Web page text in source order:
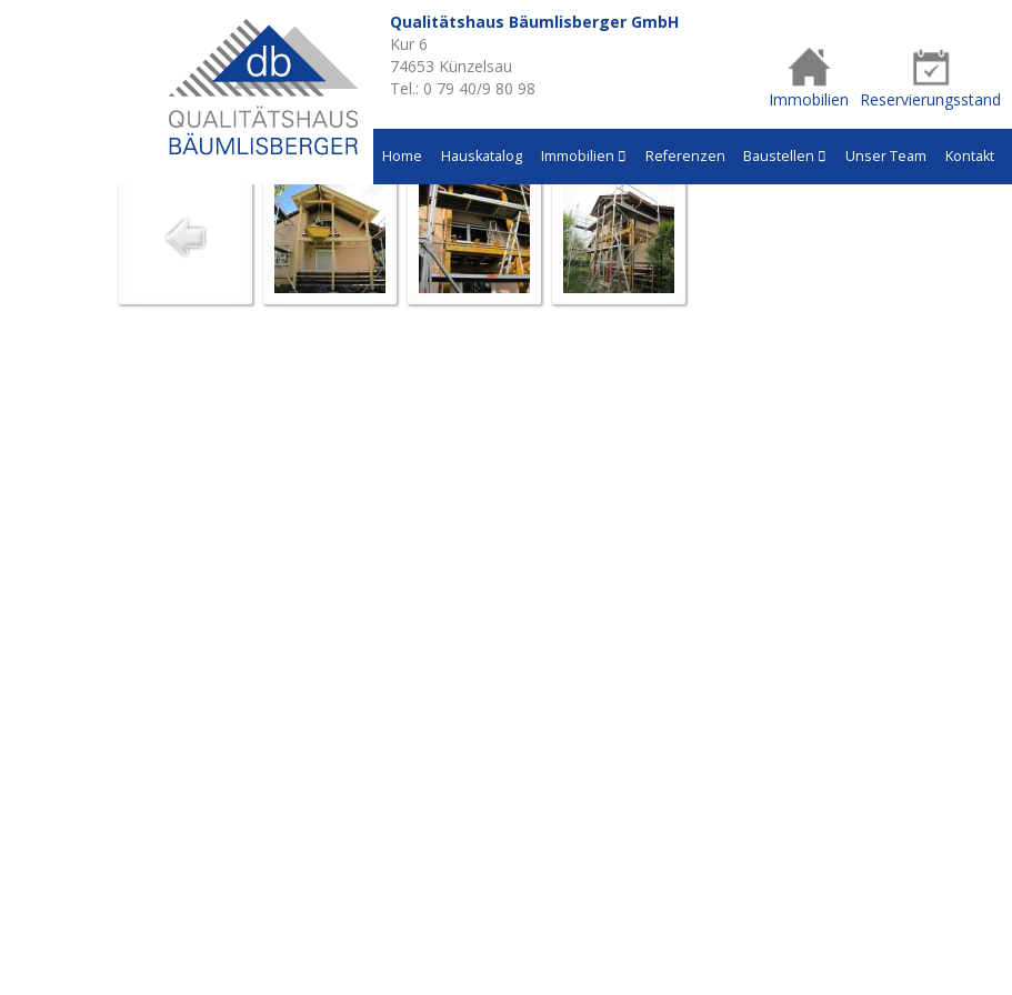
Qualitätshaus Bäumlisberger GmbH
Kur 6
74653 Künzelsau
Tel.: 0 79 40/9 80 98
Immobilien Reservierungsstand
Home Hauskatalog Immobilien Referenzen Baustellen Unser Team Kontakt
Aktuelle Baustellen - Q419
Balkonanbau in Schwäbisch Hall